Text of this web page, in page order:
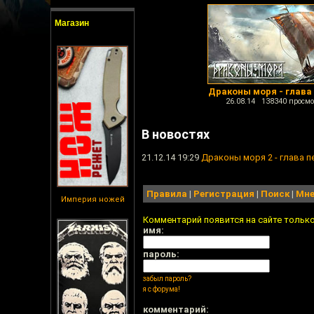
Магазин
Империя ножей
Драконы моря - глава
26.08.14 138340
В новостях
21.12.14 19:29 Драконы моря 2 - глава
Правила | Регистрация | Поиск|
Комментарий появится на сайте
имя:
пароль:
забыл пароль?
я с форума!
комментарий: